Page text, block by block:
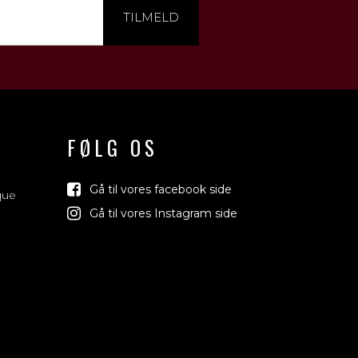
TILMELD
FØLG OS
Gå til vores facebook side
Gå til vores Instagram side